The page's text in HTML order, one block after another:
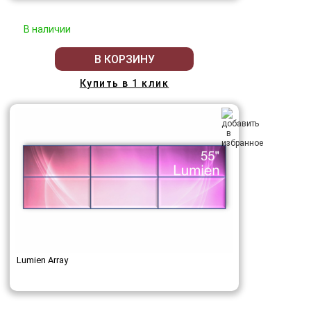
В наличии
В КОРЗИНУ
Купить в 1 клик
Lumien Array